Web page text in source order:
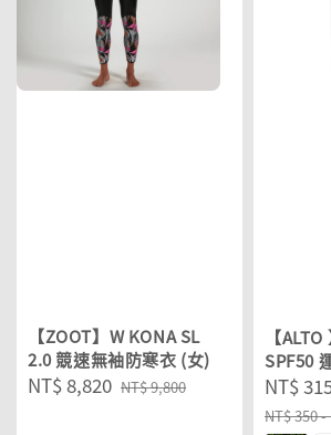
【ZOOT】W KONA SL
2.0 競速無袖防寒衣 (女)
Sale
NT$ 8,820 Regular
NT$ 9,800
【
SPF50
Sale
price
NT$
NT$ 350-